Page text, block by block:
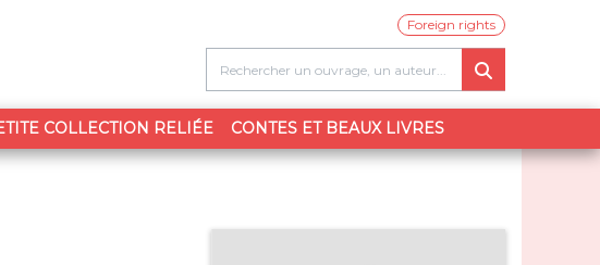
Foreign rights
COLLECTION RELIÉE CONTES ET BEAUX LIVRES